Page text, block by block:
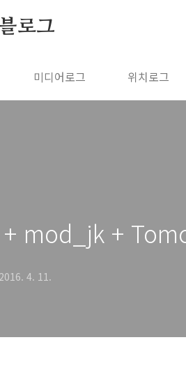
로그
미디어로그 위치로그
mod_jk +
2016. 4. 11.